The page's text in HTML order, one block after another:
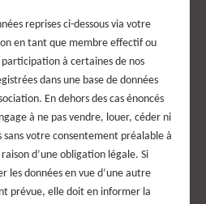
reprises ci-dessous via votre
en tant que membre effectif ou
à certaines de nos
dans une base de données
En dehors des cas énoncés
à ne pas vendre, louer, céder ni
sans votre consentement préalable à
d’une obligation légale. Si
les données en vue d’une autre
prévue, elle doit en informer la